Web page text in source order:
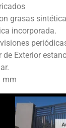
grasas
incorporada.
Exterior
mm